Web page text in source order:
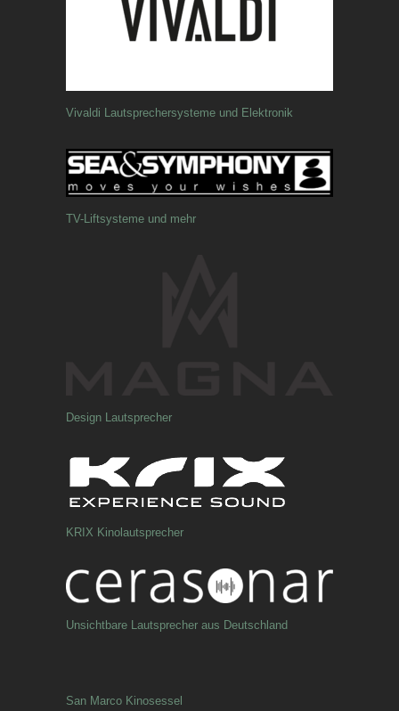
Vivaldi Lautsprechersysteme und Elektronik
TV-Liftsysteme und mehr
Design Lautsprecher
KRIX Kinolautsprecher
Unsichtbare Lautsprecher aus Deutschland
San Marco Kinosessel